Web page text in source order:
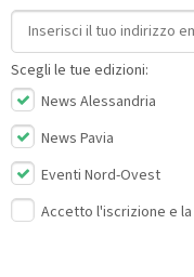
Indirizzo email
Scegli le tue edizioni:
News Alessandria
News Pavia
Eventi Nord-Ovest
Accetto l'iscrizione e la